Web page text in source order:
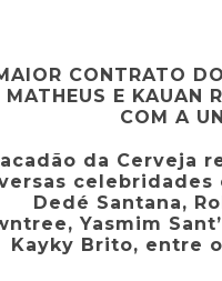
CONTRATO
MATHEUS E KAUAN
COM A
da Cerveja
celebridades
Dedé Santana,
Yasmim
Kayky Brito, entre